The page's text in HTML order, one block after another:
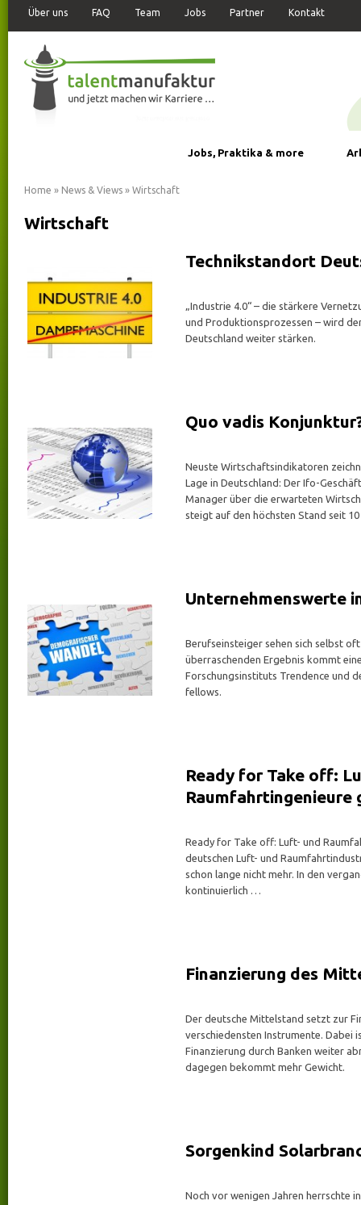
Über uns FAQ Team Jobs Partner Kontakt
Jobs, Praktika & more
Home » News & Views » Wirtschaft
Wirtschaft
Technikstandort
„Industrie 4.0“ – die stärkere
und Produktionsprozessen – wird
Deutschland weiter stärken.
Quo vadis
Neuste Wirtschaftsindikatoren
Lage in Deutschland: Der Ifo-
Manager über die erwarteten
steigt auf den höchsten Stand seit
Unternehmenswerte
Berufseinsteiger sehen sich selbst
überraschenden Ergebnis kommt
Forschungsinstituts Trendence und
fellows.
Ready for Take off:
Raumfahrtingenieure
Ready for Take off: Luft- und
deutschen Luft- und
schon lange nicht mehr. In den
kontinuierlich …
Finanzierung des
Der deutsche Mittelstand setzt zur
verschiedensten Instrumente. Dabei
Finanzierung durch Banken weiter
dagegen bekommt mehr Gewicht.
Sorgenkind
Noch vor wenigen Jahren herrschte